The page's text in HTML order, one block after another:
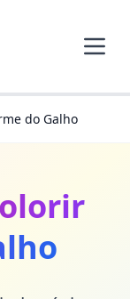
do Galho